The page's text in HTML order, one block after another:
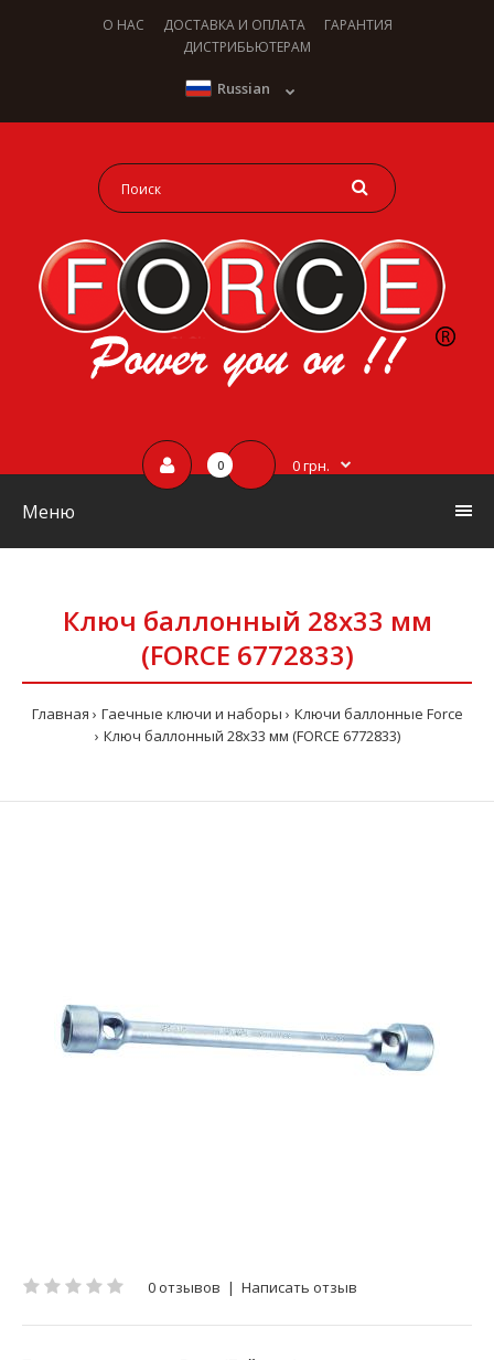
О НАС ДОСТАВКА И ОПЛАТА
ГАРАНТИЯ
ДИСТРИБЬЮТЕРАМ
Russian
0 0 грн.
Меню
Ключ баллонный 28х33 мм
(FORCE 6772833)
Главная Гаечные ключи и наборы
Ключи баллонные Force
Ключ баллонный 28х33 мм (FORCE 6772833)
0 отзывов | Написать отзыв